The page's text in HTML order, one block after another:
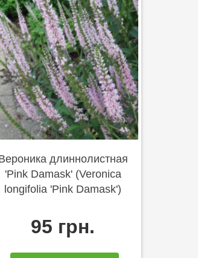
длиннолистная
'Pink Damask' (Veronica
longifolia 'Pink Damask')
95 грн.